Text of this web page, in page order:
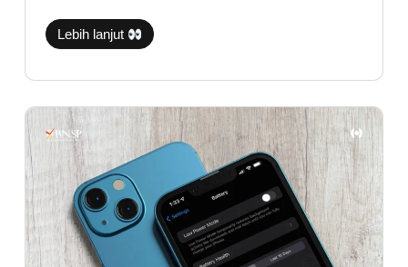
Lebih lanjut
Battery
Health
Masih
85%,
Tapi
iPhone
Cepat
Habis?
Ini
Penyebab
Sebenarnya